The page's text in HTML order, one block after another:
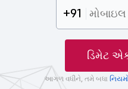
+91
ડિમેટ
આગળ વધીને, તમે બધા